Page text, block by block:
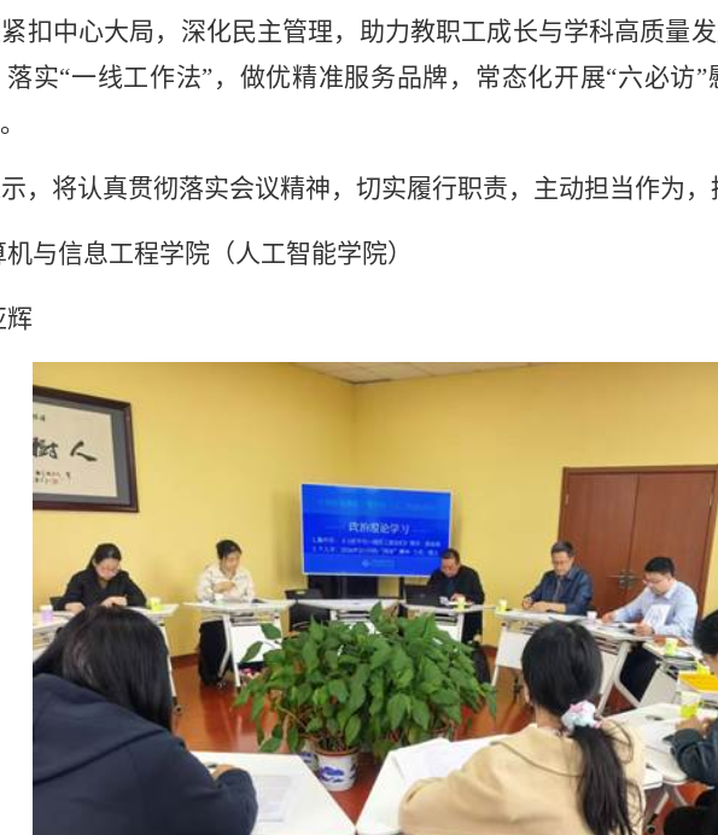
扣中心大局，深化民主管理，助力教职工成长与学科高质量
实“一线工作法”，做优精准服务品牌，常态化开展“六必访
，将认真贯彻落实会议精神，切实履行职责，主动担当作为，
与信息工程学院（人工智能学院）
辉